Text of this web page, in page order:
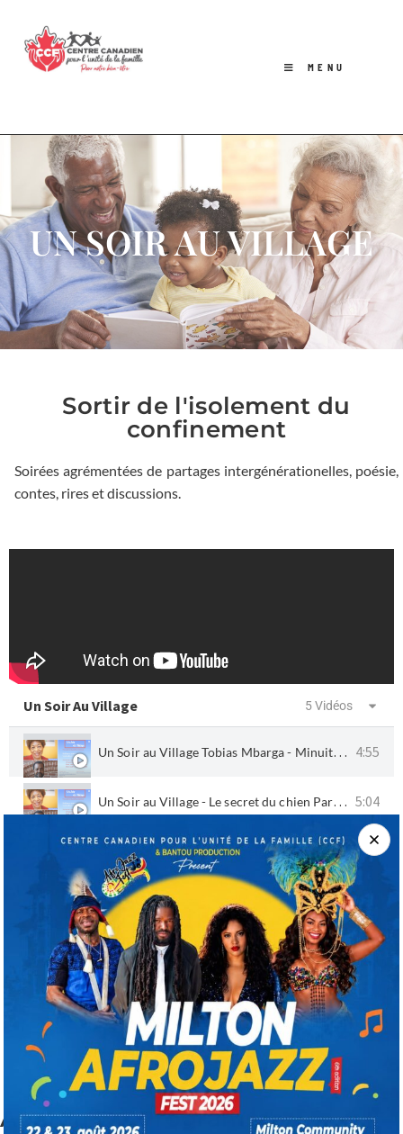
MENU
UN SOIR AU VILLAGE
Sortir de l'isolement du
confinement
Soirées agrémentées de partages intergénérationelles, poésie,
contes, rires et discussions.
Un Soir Au Village 5 Vidéos
Un Soir au Village Tobias Mbarga - Minuit Chrétien 4:55
Un Soir au Village - Le secret du chien Partie 1 5:04
Un Soir au Village - Le secret du chien Partie 2 5:01
Un Soir au Village - Le secret du chien Partie 3 5:09
Un Soir au Village - Le secret du chien Partie 4 3:57
Aperçu Du Programme